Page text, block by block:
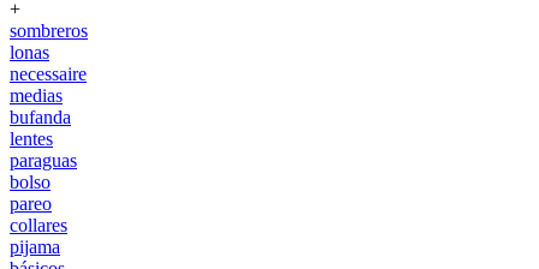
+
sombreros
lonas
necessaire
medias
bufanda
lentes
paraguas
bolso
pareo
collares
pijama